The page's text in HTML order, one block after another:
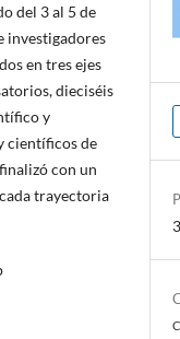
del 3 al 5 de
investigadores
en tres ejes
dieciséis
y
científicos de
con un
trayectoria